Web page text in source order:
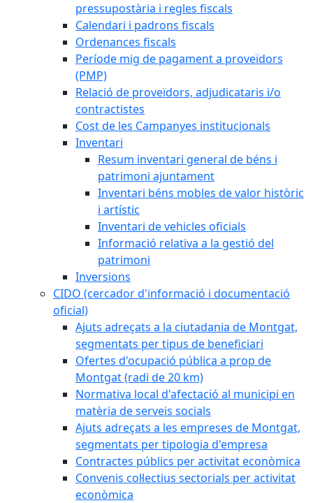
pressupostària i regles fiscals
Calendari i padrons fiscals
Ordenances fiscals
Període mig de pagament a proveïdors
(PMP)
Relació de proveïdors, adjudicataris i/o
contractistes
Cost de les Campanyes institucionals
Inventari
Resum inventari general de béns i
patrimoni ajuntament
Inventari béns mobles de valor històric
i artístic
Inventari de vehicles oficials
Informació relativa a la gestió del
patrimoni
Inversions
CIDO (cercador d'informació i documentació
oficial)
Ajuts adreçats a la ciutadania de Montgat,
segmentats per tipus de beneficiari
Ofertes d'ocupació pública a prop de
Montgat (radi de 20 km)
Normativa local d'afectació al municipi en
matèria de serveis socials
Ajuts adreçats a les empreses de Montgat,
segmentats per tipologia d'empresa
Contractes públics per activitat econòmica
Convenis col·lectius sectorials per activitat
econòmica